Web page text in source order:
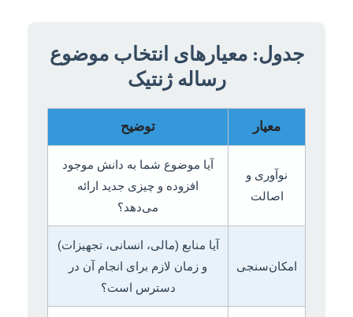
جدول: معیارهای انتخاب موضوع
رساله ژنتیک
معیار توضیح
نوآوری و
اصالت
آیا موضوع شما به دانش موجود
افزوده و چیزی جدید ارائه
می‌دهد؟
امکان‌سنجی
آیا منابع (مالی، انسانی، تجهیزات)
و زمان لازم برای انجام آن در
دسترس است؟